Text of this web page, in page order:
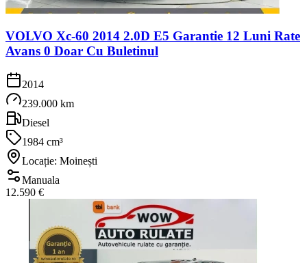
VOLVO Xc-60 2014 2.0D E5 Garantie 12 Luni Rate
Avans 0 Doar Cu Buletinul
2014
239.000 km
Diesel
1984 cm³
Locație: Moinești
Manuala
12.590 €